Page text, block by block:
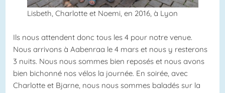
Lisbeth, Charlotte et Noemi, en 2016, à Lyon
Ils nous attendent donc tous les 4 pour notre venue.
Nous arrivons à Aabenraa le 4 mars et nous y resterons
3 nuits. Nous nous sommes bien reposés et nous avons
bien bichonné nos vélos la journée. En soirée, avec
Charlotte et Bjarne, nous nous sommes baladés sur la